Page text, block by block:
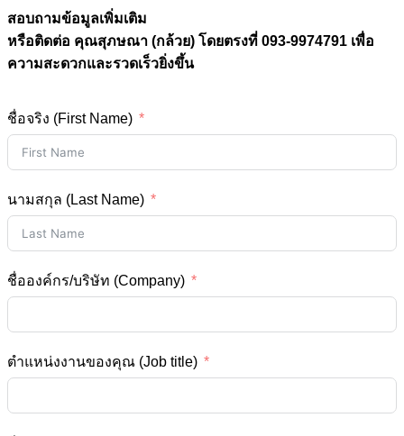
สอบถามข้อมูลเพิ่มเติม
หรือติดต่อ คุณสุภษณา (กล้วย) โดยตรงที่ 093-9974791 เพื่อ
ความสะดวกและรวดเร็วยิ่งขึ้น
ชื่อจริง (First Name)
นามสกุล (Last Name)
ชื่อองค์กร/บริษัท (Company)
ตำแหน่งงานของคุณ (Job title)